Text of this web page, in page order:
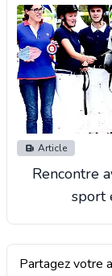
Article
Rencontre
sport
Partagez votre